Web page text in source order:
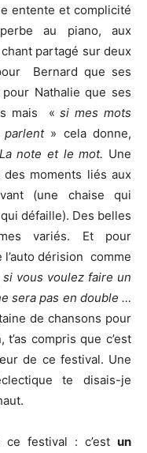
entente et complicité
au piano, aux
partagé sur deux
Bernard que ses
Nathalie que ses
mais
« si mes mots
parlent » cela donne,
La note et le mot. Une
moments liés aux
(une chaise qui
défaille). Des belles
variés. Et pour
l’auto dérision comme
si vous voulez faire un
sera pas en double …
de chansons pour
compris que c’est
de ce festival. Une
te disais-je
festival : c’est un